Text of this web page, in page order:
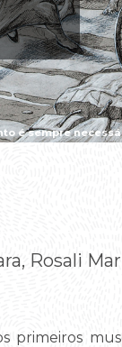
é sempre
Rosali